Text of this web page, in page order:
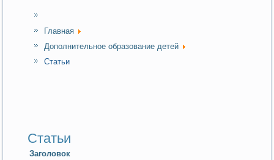
Главная
Дополнительное образование детей
Статьи
Статьи
Заголовок